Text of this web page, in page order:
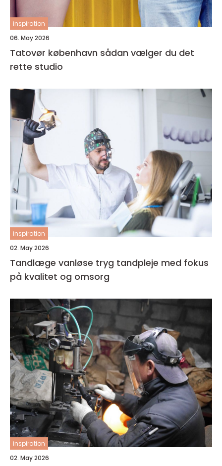
inspiration
06. May 2026
Tatovør københavn sådan vælger du det
rette studio
inspiration
02. May 2026
Tandlæge vanløse tryg tandpleje med fokus
på kvalitet og omsorg
inspiration
02. May 2026